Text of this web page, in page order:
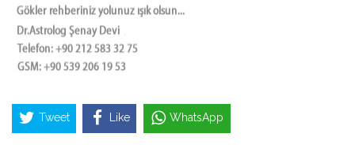
Tweet Like WhatsApp